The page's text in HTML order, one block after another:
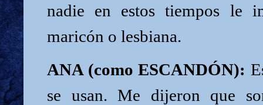
nadie en estos tiempos le
maricón o lesbiana.
ANA (como ESCANDÓN):
se usan. Me dijeron que